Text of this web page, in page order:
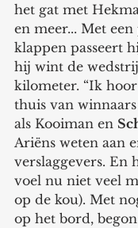
het gat met
en meer... Met
klappen passeert
hij wint de
kilometer. “Ik
thuis van
als Kooiman en
Ariëns weten aan
verslaggevers. En
voel nu niet veel
op de kou). Met
op het bord,